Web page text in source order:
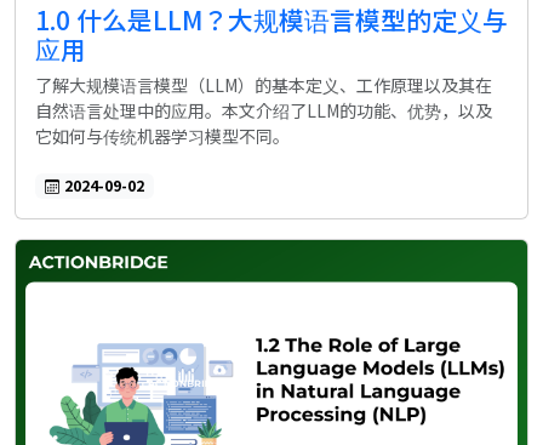
1.0 什么是LLM？大规模语言模型的定义与
应用
了解大规模语言模型（LLM）的基本定义、工作原理以及其在
自然语言处理中的应用。本文介绍了LLM的功能、优势，以及
它如何与传统机器学习模型不同。
2024-09-02